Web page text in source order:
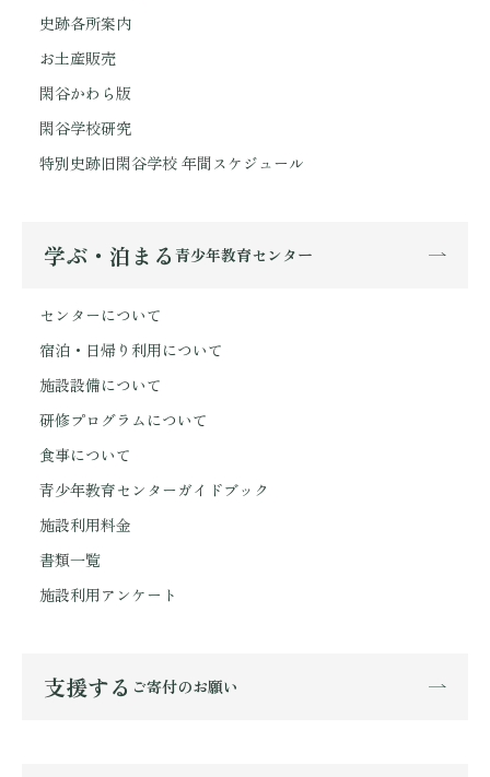
史跡各所案内
お土産販売
閑谷かわら版
閑谷学校研究
特別史跡旧閑谷学校 年間スケジュール
学ぶ・泊まる 青少年教育センター
センターについて
宿泊・日帰り利用について
施設設備について
研修プログラムについて
食事について
青少年教育センターガイドブック
施設利用料金
書類一覧
施設利用アンケート
支援する ご寄付のお願い